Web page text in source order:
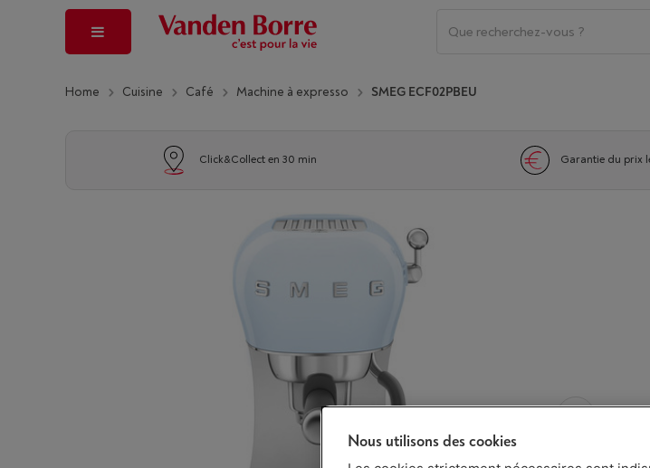
Home Cuisine Café Machine à expresso SMEG ECF02PBEU
Click&Collect en 30 min Garantie du prix
Nous utilisons des cookies